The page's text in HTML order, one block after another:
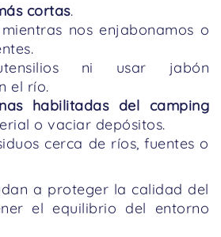
cortas.
mientras nos enjabonamos o
ni usar jabón
el río.
habilitadas del camping
o vaciar depósitos.
cerca de ríos, fuentes o
a proteger la calidad del
el equilibrio del entorno